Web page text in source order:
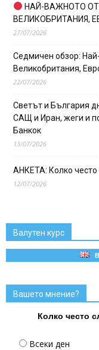
НАЙ-ВАЖНОТО ОТ
ВЕЛИКОБРИТАНИЯ,
27/07/2026
Седмичен обзор:
Великобритания,
22/07/2026
Светът и България
САЩ и Иран, жеги и
Банкок
13/07/2026
АНКЕТА: Колко често
12/07/2026
Валутен курс
Вашето мнение?
Колко често
Всеки ден